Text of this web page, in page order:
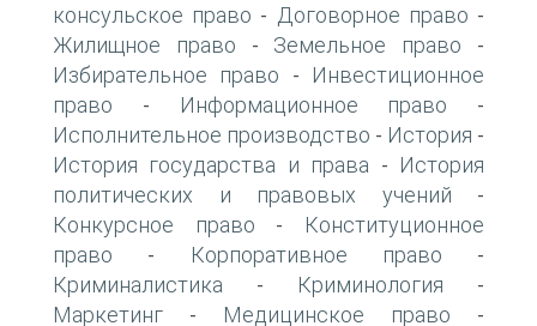
консульское право - Договорное право -
Жилищное право - Земельное право -
Избирательное право -
Инвестиционное
право - Информационное право -
Исполнительное производство - История -
История государства и права -
История
политических и правовых учений -
Конкурсное право -
Конституционное
право - Корпоративное право -
Криминалистика - Криминология -
Маркетинг - Медицинское право -